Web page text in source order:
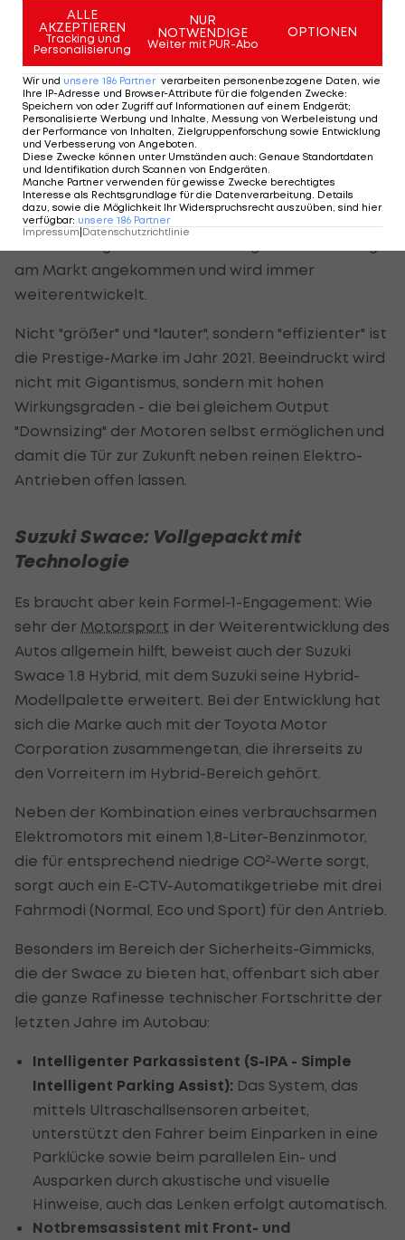
Zwar sind diese enorm komplizierten Systeme
noch lange nicht reif für einen breiten Einsatz in
"normalen" Autos, aber etwa für
schon eine Prestige-Sache, diese Technik in ihren
Supersportlern testweise umzusetzen.
Gar so kompliziert müssen die Systeme aber gar
nicht sein, um in ihrer Funktionsweise sehr
breitenrelevant zu werden. DieFormel 1setzt auf
Hybrid - und die Kombination aus klassischer
am Markt angekommen und wird immer
weiterentwickelt.
Nicht "größer" und "lauter", sondern "effizienter" ist
die Prestige-Marke im Jahr 2021. Beeindruckt wird
nicht mit Gigantismus, sondern mit hohen
Wirkungsgraden - die bei gleichem Output
"Downsizing" der Motoren selbst ermöglichen und
damit die Tür zur Zukunft neben reinen Elektro-
Antrieben offen lassen.
Suzuki Swace: Vollgepackt mit
Technologie
Es braucht aber kein Formel-1-Engagement: Wie
sehr der Motorsport in der Weiterentwicklung des
Autos allgemein hilft, beweist auch der Suzuki
Swace 1.8 Hybrid, mit dem Suzuki seine Hybrid-
Modellpalette erweitert. Bei der Entwicklung hat
sich die Marke auch mit der Toyota Motor
Corporation zusammengetan, die ihrerseits zu
den Vorreitern im Hybrid-Bereich gehört.
Neben der Kombination eines verbrauchsarmen
Elektromotors mit einem 1,8-Liter-Benzinmotor,
die für entsprechend niedrige CO²-Werte sorgt,
sorgt auch ein E-CTV-Automatikgetriebe mit drei
Fahrmodi (Normal, Eco und Sport) für den Antrieb.
Besonders im Bereich der Sicherheits-Gimmicks,
die der Swace zu bieten hat, offenbart sich aber
die ganze Rafinesse technischer Fortschritte der
letzten Jahre im Autobau:
Intelligenter Parkassistent (S-IPA - Simple
Intelligent Parking Assist): Das System, das
mittels Ultraschallsensoren arbeitet,
unterstützt den Fahrer beim Einparken in eine
Parklücke sowie beim parallelen Ein- und
Ausparken durch akustische und visuelle
Hinweise, auch das Lenken erfolgt automatisch.
Notbremsassistent mit Front- und
ALLE
AKZEPTIEREN
Tracking und
Personalisierung
NUR
NOTWENDIGE
Weiter mit PUR-Abo
OPTIONEN
Wir und unsere 186 Partner verarbeiten personenbezogene Daten, wie
Ihre IP-Adresse und Browser-Attribute für die folgenden Zwecke:
Speichern von oder Zugriff auf Informationen auf einem Endgerät;
Personalisierte Werbung und Inhalte, Messung von Werbeleistung und
der Performance von Inhalten, Zielgruppenforschung sowie Entwicklung
und Verbesserung von Angeboten
Diese Zwecke können unter Umständen auch: Genaue Standortdaten
und Identifikation durch Scannen von Endgeräten
Manche Partner verwenden für gewisse Zwecke berechtigtes
Interesse als Rechtsgrundlage für die Datenverarbeitung. Details
dazu, sowie die Möglichkeit Ihr Widerspruchsrecht auszuüben, sind hier
verfügbar: unsere 186 Partner
Impressum|Datenschutzrichtlinie